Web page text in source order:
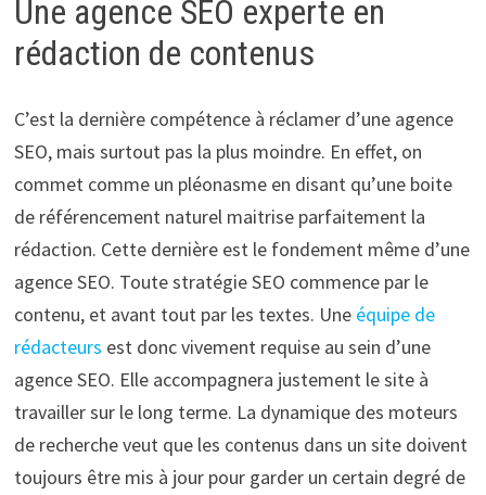
Une agence SEO experte en
rédaction de contenus
C’est la dernière compétence à réclamer d’une agence
SEO, mais surtout pas la plus moindre. En effet, on
commet comme un pléonasme en disant qu’une boite
de référencement naturel maitrise parfaitement la
rédaction. Cette dernière est le fondement même d’une
agence SEO. Toute stratégie SEO commence par le
contenu, et avant tout par les textes. Une équipe de
rédacteurs est donc vivement requise au sein d’une
agence SEO. Elle accompagnera justement le site à
travailler sur le long terme. La dynamique des moteurs
de recherche veut que les contenus dans un site doivent
toujours être mis à jour pour garder un certain degré de